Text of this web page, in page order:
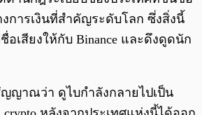
งการเงินที่สำคัญระดับโลก ซึ่งสิ่งนี้
เสียงให้กับ Binance และดึงดูดนัก
ญาณว่า ดูไบกำลังกลายไปเป็น